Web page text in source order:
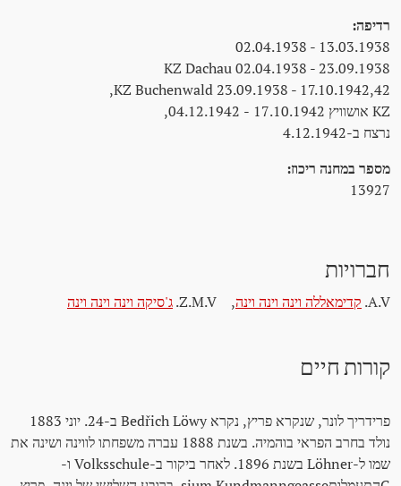
רדיפה:
13.03.1938 - 02.04.1938
KZ Dachau 02.04.1938 - 23.09.1938
KZ Buchenwald 23.09.1938 - 17.10.1942,42,
KZ אושוויץ 17.10.1942 - 04.12.1942,
נרצח ב-4.12.1942
מספר במחנה ריכוז:
13927
חברויות
A.V. קדימאללה וינה וינה וינה,
Z.M.V. ג'סיקה וינה וינה וינה
קורות חיים
פרידריך לונר, שנקרא פריץ, נקרא Bedřich Löwy ב-24. יוני 1883
נולד בחרב הפראי בוהמיה. בשנת 1888 עברה משפחתו לווינה ושינה את
שמו ל-Löhner בשנת 1896. לאחר ביקור ב-Volksschule ו-